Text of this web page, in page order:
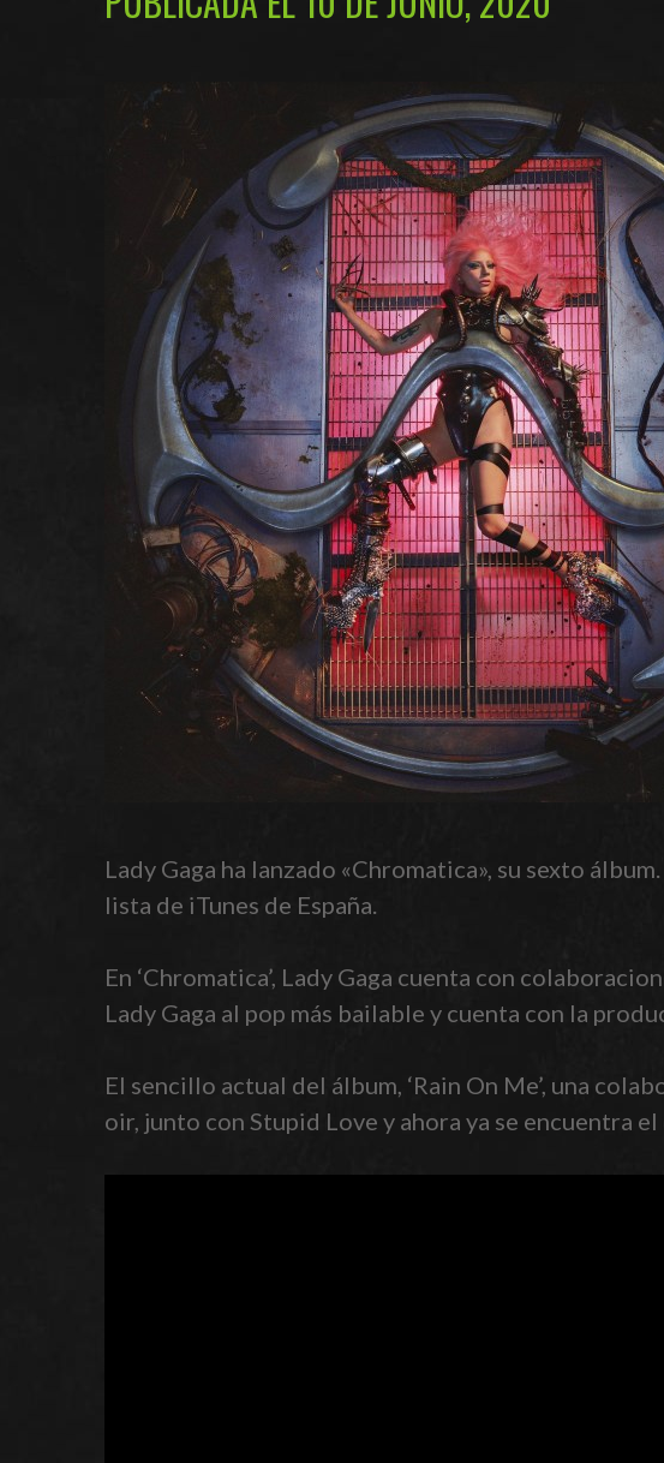
Lady Gaga ha lanzado «Chromatica», su sexto
lista de iTunes de España.
En ‘Chromatica’, Lady Gaga cuenta con
Lady Gaga al pop más bailable y cuenta con la
El sencillo actual del álbum, ‘Rain On Me’, una
oir, junto con Stupid Love y ahora ya se encuentra